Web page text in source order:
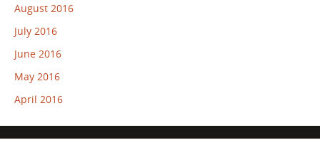
August 2016
July 2016
June 2016
May 2016
April 2016